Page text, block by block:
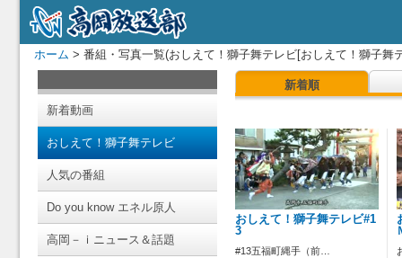
ホーム > 番組・写真一覧(おしえて！獅子舞テレビ[おしえて！獅子舞
新着動画
おしえて！獅子舞テレビ
人気の番組
Do you know エネル原人
高岡－ｉニュース＆話題
新着順
おしえて！獅子舞テレビ#1
3
#13五福町縄手（前…